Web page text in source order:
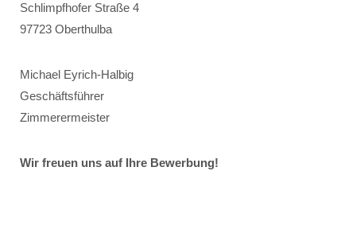
Schlimpfhofer Straße 4
97723 Oberthulba
Michael Eyrich-Halbig
Geschäftsführer
Zimmerermeister
Wir freuen uns auf Ihre Bewerbung!